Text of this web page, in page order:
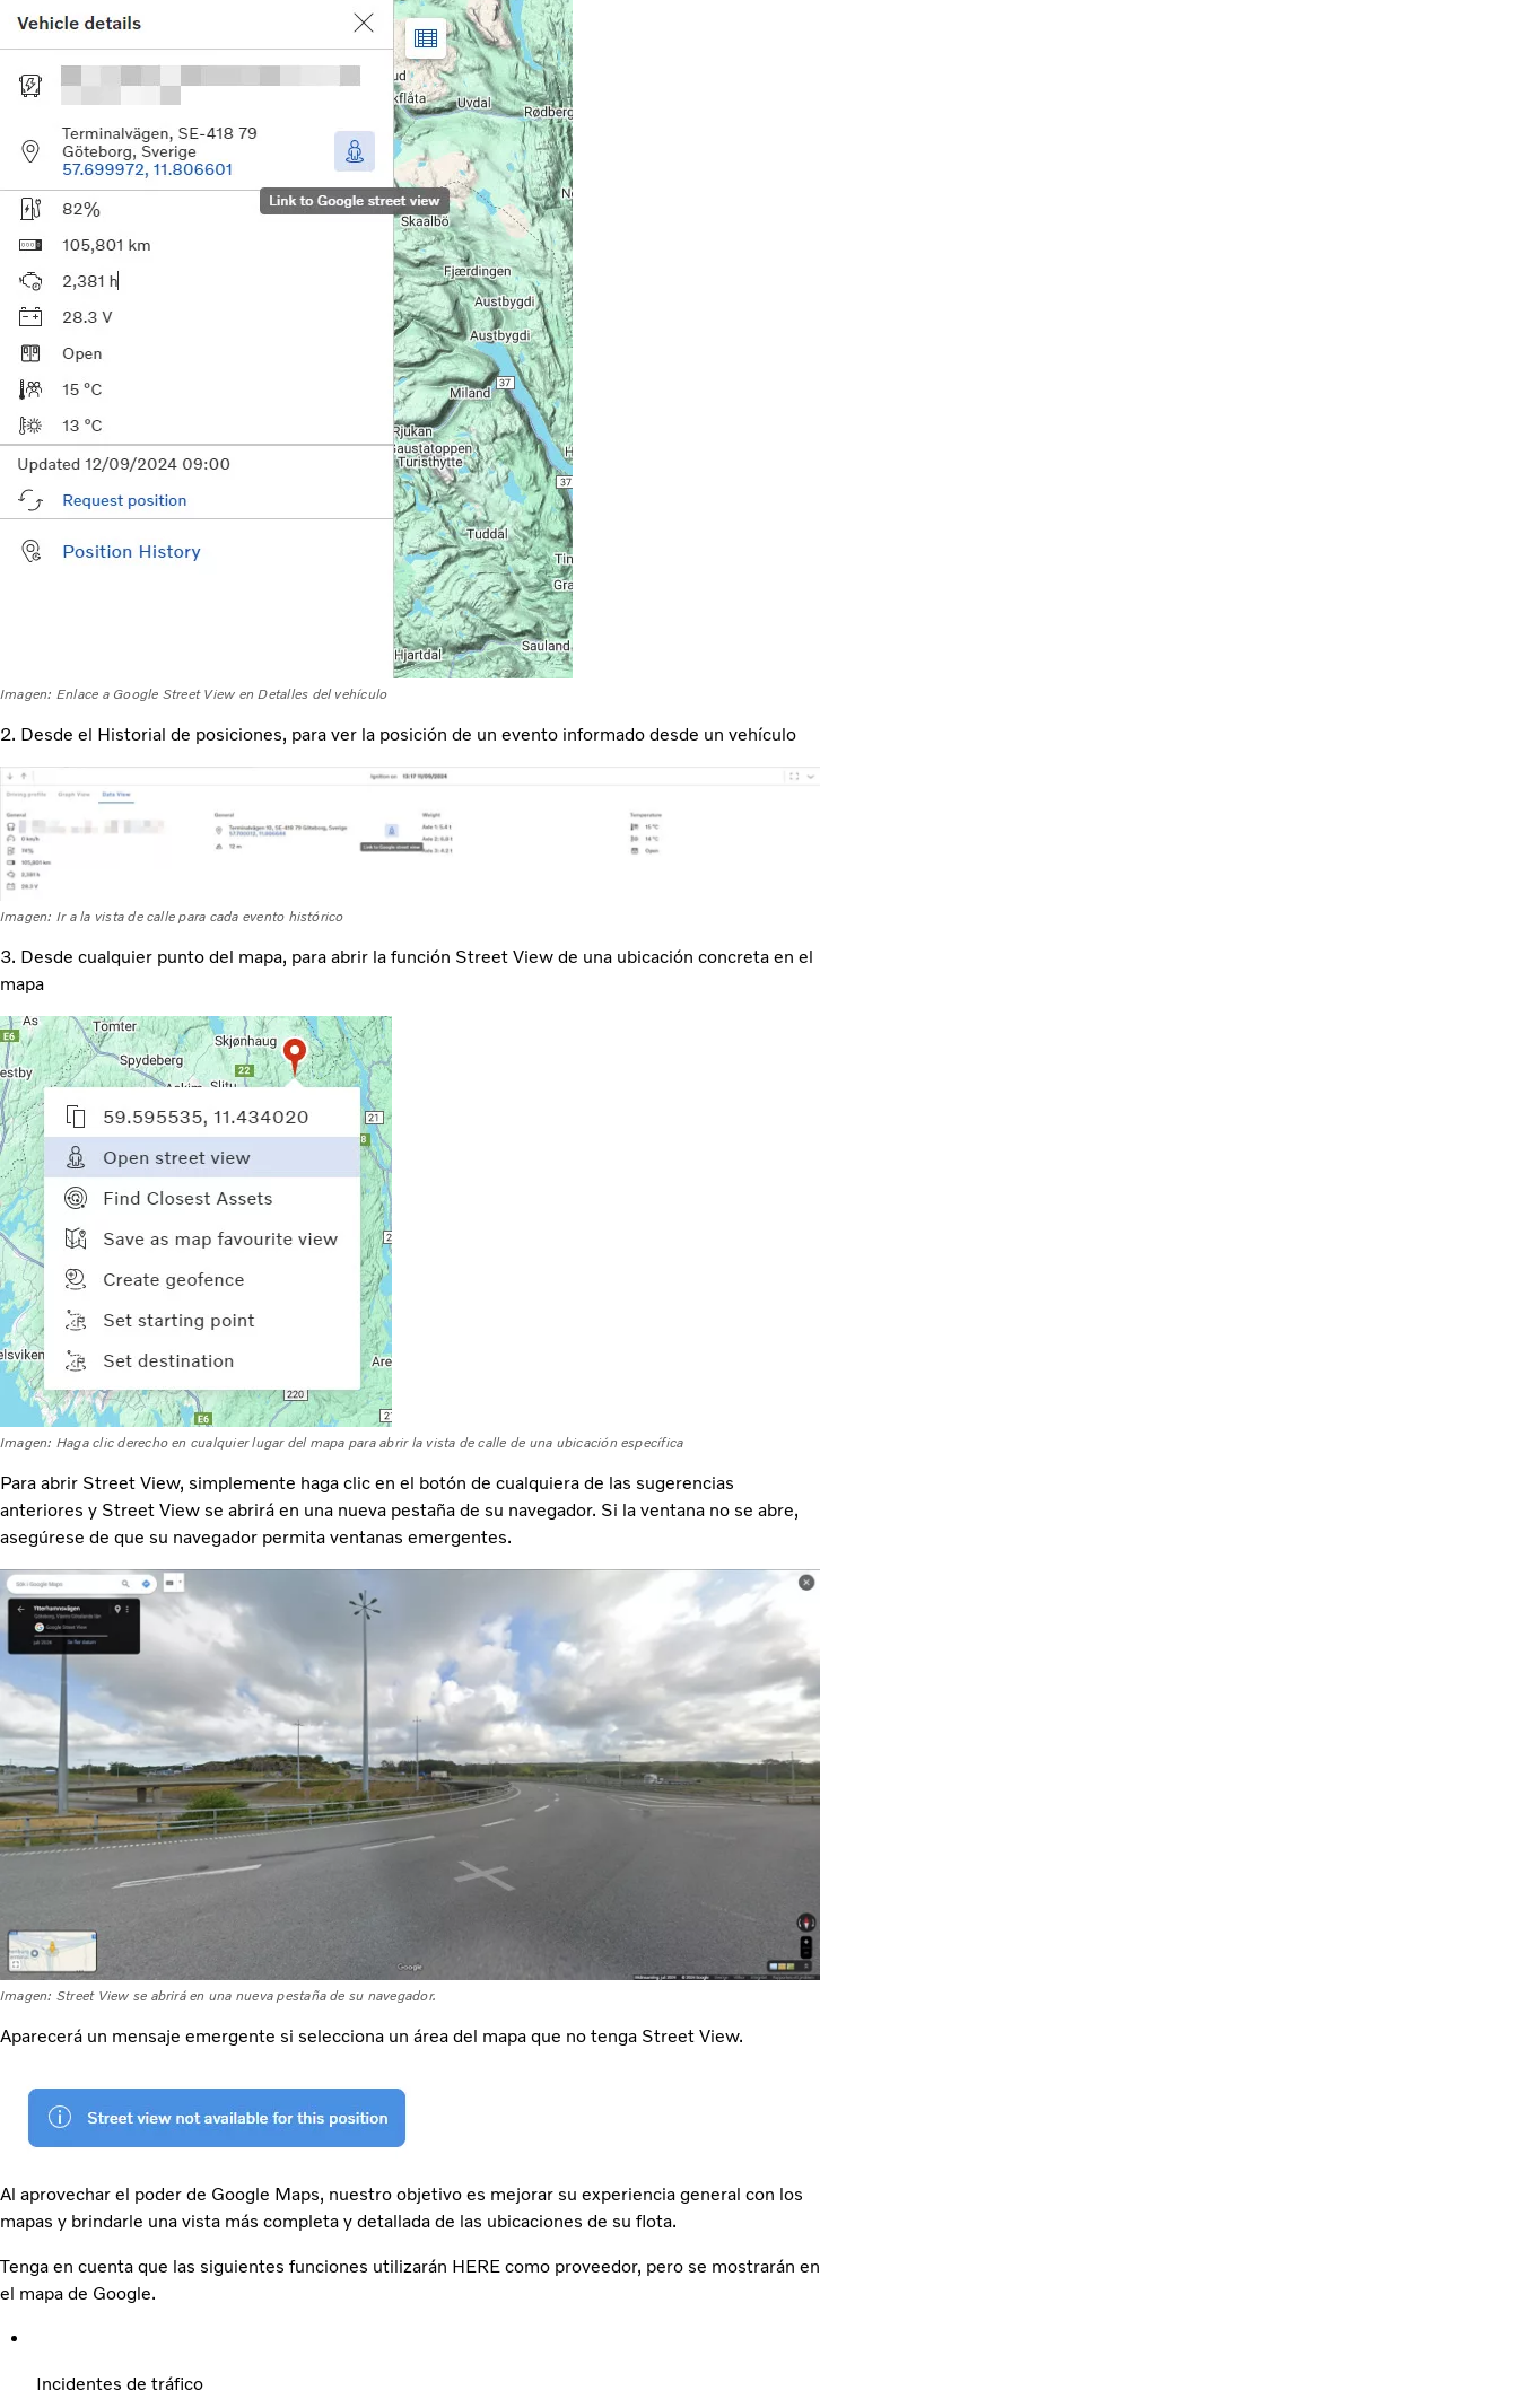
Imagen: Enlace a Google Street View en Detalles del vehículo
2. Desde el Historial de posiciones, para ver la posición de un evento informado desde un vehículo
Imagen: Ir a la vista de calle para cada evento histórico
3. Desde cualquier punto del mapa, para abrir la función Street View de una ubicación concreta en el
mapa
Imagen: Haga clic derecho en cualquier lugar del mapa para abrir la vista de calle de una ubicación específica
Para abrir Street View, simplemente haga clic en el botón de cualquiera de las sugerencias
anteriores y Street View se abrirá en una nueva pestaña de su navegador. Si la ventana no se abre,
asegúrese de que su navegador permita ventanas emergentes.
Imagen: Street View se abrirá en una nueva pestaña de su navegador.
Aparecerá un mensaje emergente si selecciona un área del mapa que no tenga Street View.
Al aprovechar el poder de Google Maps, nuestro objetivo es mejorar su experiencia general con los
mapas y brindarle una vista más completa y detallada de las ubicaciones de su flota.
Tenga en cuenta que las siguientes funciones utilizarán HERE como proveedor, pero se mostrarán en
el mapa de Google.
Incidentes de tráfico